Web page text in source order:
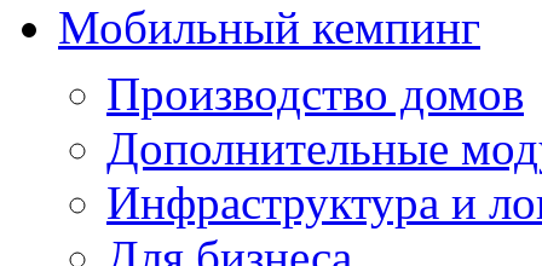
Мобильный кемпинг
Производство домов
Дополнительные
Инфраструктура и